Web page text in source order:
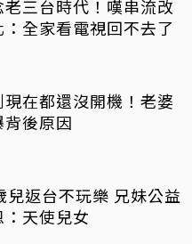
三台時代！嘆串流改
全家看電視回不去了
在都還沒開機！老婆
後原因
兒返台不玩樂 兄妹公益
天使兒女